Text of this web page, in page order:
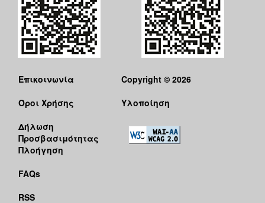
Επικοινωνία
Όροι Χρήσης
Δήλωση
Προσβασιμότητας
Πλοήγηση
FAQs
RSS
Copyright © 2026
Υλοποίηση